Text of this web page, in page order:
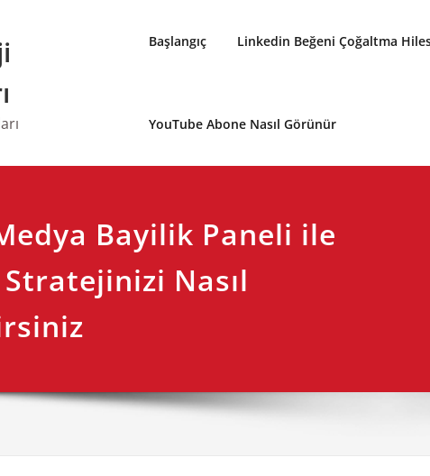
Başlangıç Linkedin Beğeni Çoğaltma
YouTube Abone Nasıl Görünür
Bayilik Paneli ile
Nasıl